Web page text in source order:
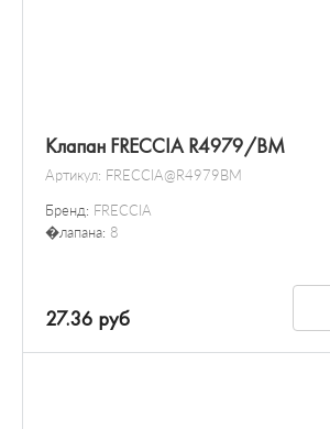
Клапан FRECCIA R4979/BM
Артикул: FRECCIA@R4979BM
Бренд: FRECCIA
�лапана: 8
27.36 руб